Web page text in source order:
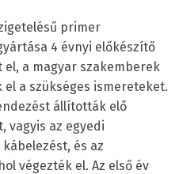
primer
4 évnyi előkészítő
a magyar szakemberek
a szükséges ismereteket.
állították elő
vagyis az egyedi
és az
végezték el. Az első év